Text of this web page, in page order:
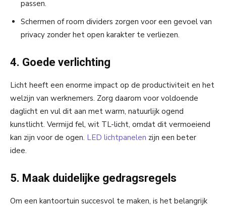
passen.
Schermen of room dividers zorgen voor een gevoel van
privacy zonder het open karakter te verliezen.
4. Goede verlichting
Licht heeft een enorme impact op de productiviteit en het
welzijn van werknemers. Zorg daarom voor voldoende
daglicht en vul dit aan met warm, natuurlijk ogend
kunstlicht. Vermijd fel, wit TL-licht, omdat dit vermoeiend
kan zijn voor de ogen. LED lichtpanelen zijn een beter
idee.
5. Maak duidelijke gedragsregels
Om een kantoortuin succesvol te maken, is het belangrijk